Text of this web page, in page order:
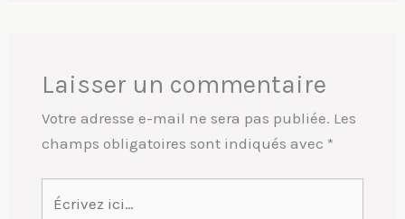
Laisser un commentaire
Votre adresse e-mail ne sera pas publiée. Les
champs obligatoires sont indiqués avec *